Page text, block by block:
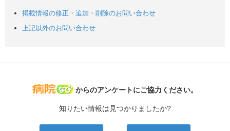
掲載情報の修正・追加・削除のお問い合わせ
上記以外のお問い合わせ
病院なび
からのアンケートにご協力ください。
知りたい情報は見つかりましたか?